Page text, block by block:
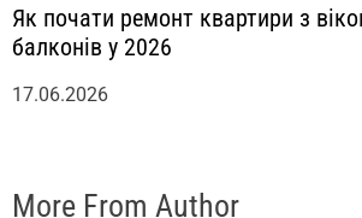
Як почати ремонт квартири з
балконів у 2026
17.06.2026
More From Author